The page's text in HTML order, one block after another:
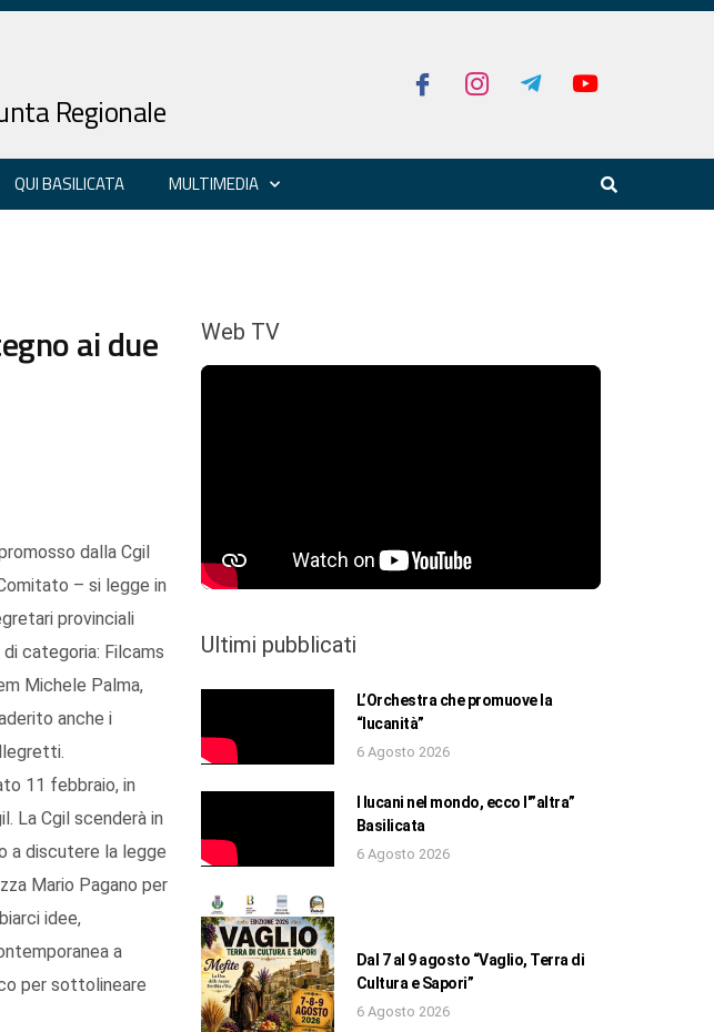
Regionale
QUI BASILICATA MULTIMEDIA
ai due
dalla Cgil
– si legge in
provinciali
di categoria: Filcams
Michele Palma,
anche i
11 febbraio, in
La Cgil scenderà in
a discutere la legge
Mario Pagano per
idee,
a
per sottolineare
Web TV
Ultimi pubblicati
L’Orchestra che promuove la
“lucanità”
6 Agosto 2026
I lucani nel mondo, ecco l'”altra”
Basilicata
6 Agosto 2026
Dal 7 al 9 agosto “Vaglio, Terra di
Cultura e Sapori”
6 Agosto 2026